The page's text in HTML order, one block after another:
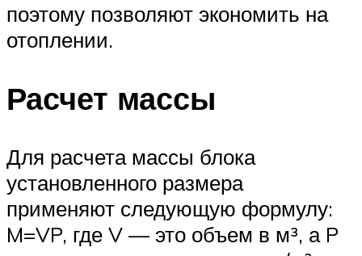
поэтому позволяют экономить на
отоплении.
Расчет массы
Для расчета массы блока
установленного размера
применяют следующую формулу:
M=VP, где V — это объем в м³, а P